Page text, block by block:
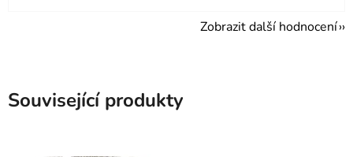
Zobrazit další hodnocení
Související produkty